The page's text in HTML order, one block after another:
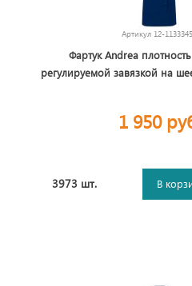
Артикул 12-
Фартук Andrea
регулируемой завязкой на
1 950
3973 шт. В